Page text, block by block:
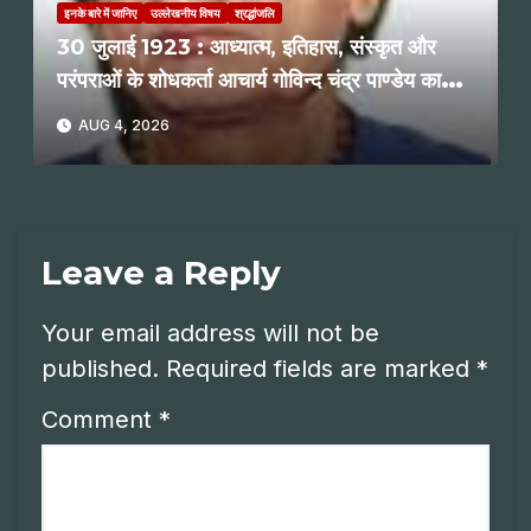
इनके बारे में जानिए उल्लेखनीय विषय श्रद्धांजलि
30 जुलाई 1923 : आध्यात्म, इतिहास, संस्कृत और
परंपराओं के शोधकर्ता आचार्य गोविन्द चंद्र पाण्डेय का
जन्म : रमेश शर्मा
AUG 4, 2026
Leave a Reply
Your email address will not be
published. Required fields are marked *
Comment *